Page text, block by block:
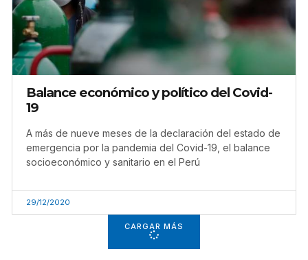
Balance económico y político del Covid-
19
A más de nueve meses de la declaración del estado de
emergencia por la pandemia del Covid-19, el balance
socioeconómico y sanitario en el Perú
29/12/2020
CARGAR MÁS